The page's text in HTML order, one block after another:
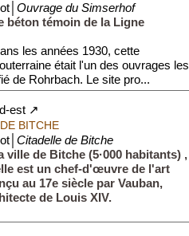
Ouvrage du Simserhof
béton témoin de la Ligne
les années 1930, cette
était l'un des ouvrages les
de Rohrbach. Le site pro...
est ↗
BITCHE
Citadelle de Bitche
ville de Bitche (5·000 habitants) ,
est un chef-d'œuvre de l'art
au 17e siècle par Vauban,
de Louis XIV.